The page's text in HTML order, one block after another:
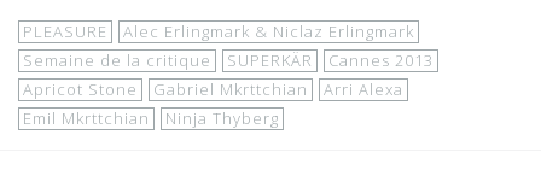
PLEASURE
Alec Erlingmark & Niclaz Erlingmark
Semaine de la critique
SUPERKÄR
Cannes 2013
Apricot Stone
Gabriel Mkrttchian
Arri Alexa
Emil Mkrttchian
Ninja Thyberg